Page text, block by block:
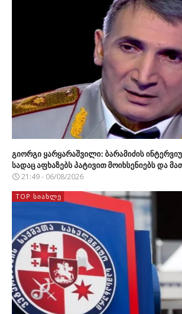
გიორგი ყარყარაშვილი: ბარამიძის
სადაც აფხაზებს პატივით მოიხსენიებს და
21:49 - 06/08/2026
TOP ᲡᲘᲐᲮᲚᲔ